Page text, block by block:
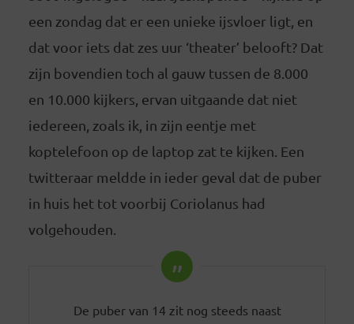
een zondag dat er een unieke ijsvloer ligt, en
dat voor iets dat zes uur ‘theater’ belooft? Dat
zijn bovendien toch al gauw tussen de 8.000
en 10.000 kijkers, ervan uitgaande dat niet
iedereen, zoals ik, in zijn eentje met
koptelefoon op de laptop zat te kijken. Een
twitteraar meldde in ieder geval dat de puber
in huis het tot voorbij Coriolanus had
volgehouden.
De puber van 14 zit nog steeds naast